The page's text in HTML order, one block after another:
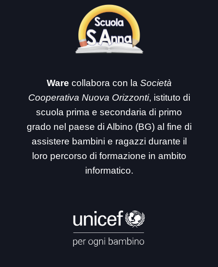
Ware collabora con la Società
Cooperativa Nuova Orizzonti, istituto di
scuola prima e secondaria di primo
grado nel paese di Albino (BG) al fine di
assistere bambini e ragazzi durante il
loro percorso di formazione in ambito
informatico.